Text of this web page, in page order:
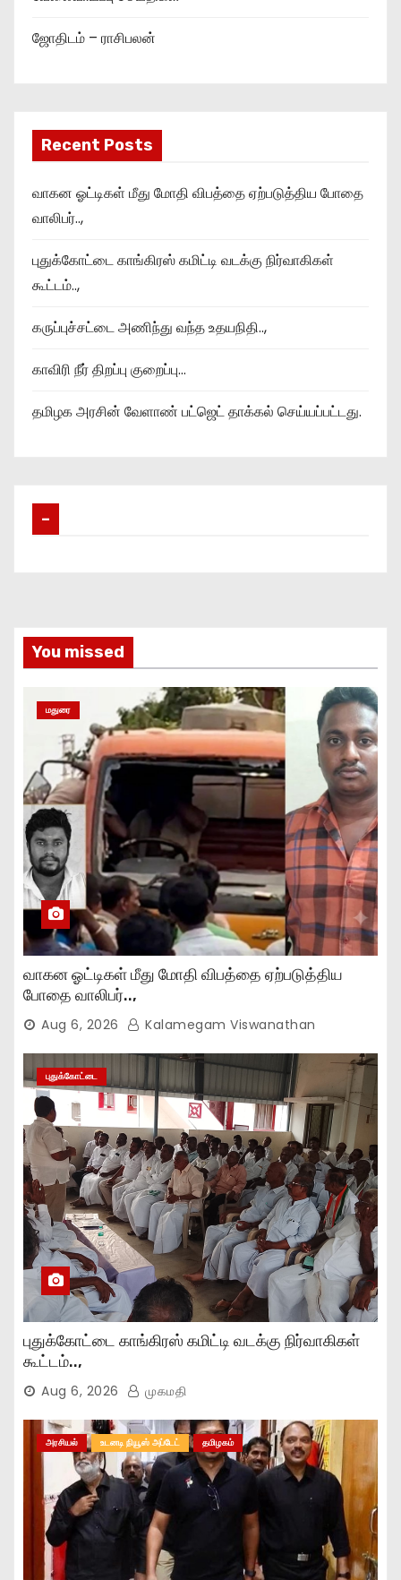
ஜோதிடம் – ராசிபலன்
Recent Posts
வாகன ஓட்டிகள் மீது மோதி விபத்தை ஏற்படுத்திய போதை
வாலிபர்..,
புதுக்கோட்டை காங்கிரஸ் கமிட்டி வடக்கு நிர்வாகிகள்
கூட்டம்..,
கருப்புச்சட்டை அணிந்து வந்த உதயநிதி..,
காவிரி நீர் திறப்பு குறைப்பு…
தமிழக அரசின் வேளாண் பட்ஜெட் தாக்கல் செய்யப்பட்டது.
–
You missed
மதுரை
வாகன ஓட்டிகள் மீது மோதி விபத்தை ஏற்படுத்திய
போதை வாலிபர்..,
Aug 6, 2026 Kalamegam Viswanathan
புதுக்கோட்டை
புதுக்கோட்டை காங்கிரஸ் கமிட்டி வடக்கு நிர்வாகிகள்
கூட்டம்..,
Aug 6, 2026 முகமதி
அரசியல் உடனடி நியூஸ் அப்டேட் தமிழகம்